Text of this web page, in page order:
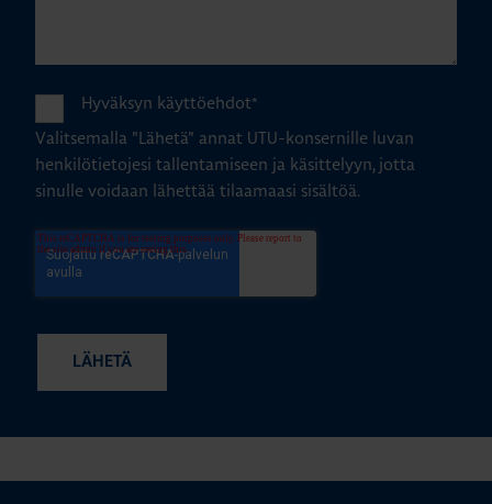
Hyväksyn käyttöehdot*
Valitsemalla "Lähetä" annat UTU-konsernille luvan
henkilötietojesi tallentamiseen ja käsittelyyn, jotta
sinulle voidaan lähettää tilaamaasi sisältöä.